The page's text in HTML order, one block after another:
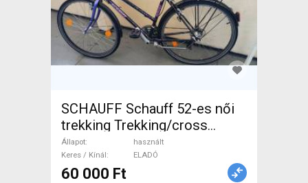
SCHAUFF Schauff 52-es női
trekking Trekking/cross
használt ELADÓ
Állapot
használt
Keres / Kínál
ELADÓ
60 000 Ft